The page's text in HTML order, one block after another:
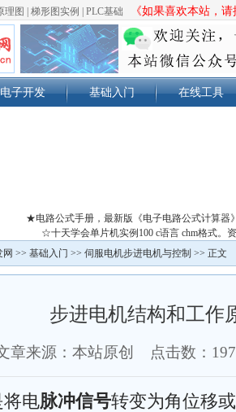
理图 梯形图实例 PLC基础 《如果喜欢本站，
电子开发 基础入门 在线工具
★电路公式手册，最新版《电子电路公式计算器
☆十天学会单片机实例100 c语言 chm格式。
网 >> 基础入门 >> 伺服电机步进电机与控制 >> 正文
步进电机结构和工作
来源：本站原创 点击数：
将电脉冲信号转变为角位移